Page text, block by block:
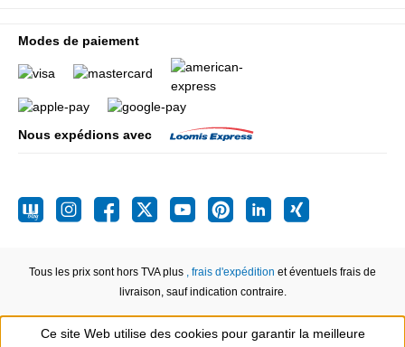
Modes de paiement
Nous expédions avec
Tous les prix sont hors TVA plus , frais d'expédition et éventuels frais de
livraison, sauf indication contraire.
Ce site Web utilise des cookies pour garantir la meilleure